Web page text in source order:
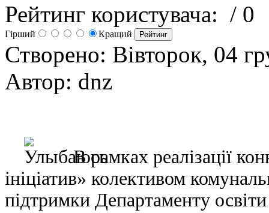
Рейтинг користувача: / 0
Гірший Кращий
Створено: Вівторок, 04
Автор: dnz
В рамках реалізації
ініціатив» колективом
підтримки Департаменту